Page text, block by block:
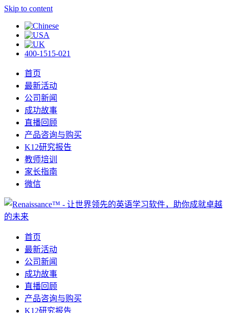
Skip to content
400-1515-021
首页
最新活动
公司新闻
成功故事
直播回顾
产品咨询与购买
K12研究报告
教师培训
家长指南
微信
首页
最新活动
公司新闻
成功故事
直播回顾
产品咨询与购买
K12研究报告